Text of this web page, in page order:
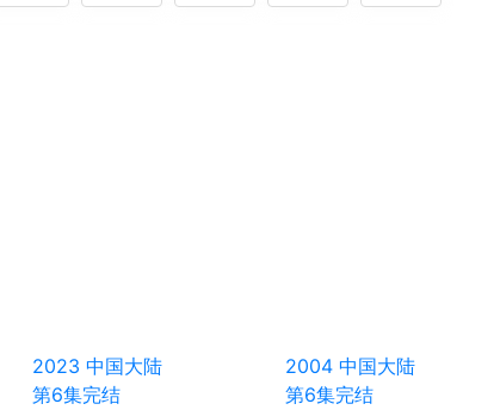
2023 中国大陆
第6集完结
2004 中国大陆
第6集完结